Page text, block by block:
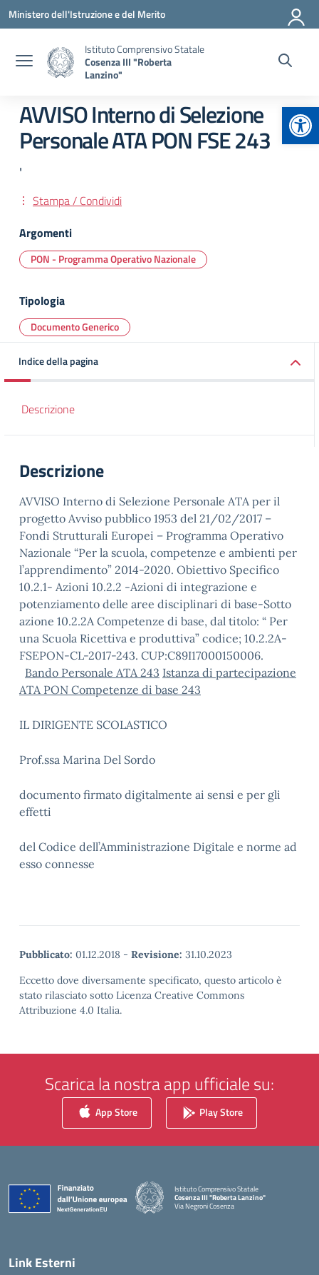
Vai ai contenuti
Vai al menu di navigazione
Vai al footer
Ministero dell'Istruzione e del Merito
Istituto Comprensivo Statale
Cosenza III "Roberta
Lanzino"
AVVISO Interno di Selezione
Personale ATA PON FSE 243
'
Stampa / Condividi
Argomenti
PON - Programma Operativo Nazionale
Tipologia
Documento Generico
Indice della pagina
Descrizione
Descrizione
AVVISO Interno di Selezione Personale ATA per il
progetto Avviso pubblico 1953 del 21/02/2017 –
Fondi Strutturali Europei – Programma Operativo
Nazionale “Per la scuola, competenze e ambienti per
l’apprendimento” 2014-2020. Obiettivo Specifico
10.2.1- Azioni 10.2.2 -Azioni di integrazione e
potenziamento delle aree disciplinari di base-Sotto
azione 10.2.2A Competenze di base, dal titolo: “ Per
una Scuola Ricettiva e produttiva” codice; 10.2.2A-
FSEPON-CL-2017-243. CUP:C89I17000150006.
Bando Personale ATA 243 Istanza di partecipazione
ATA PON Competenze di base 243
IL DIRIGENTE SCOLASTICO
Prof.ssa Marina Del Sordo
documento firmato digitalmente ai sensi e per gli
effetti
del Codice dell’Amministrazione Digitale e norme ad
esso connesse
Pubblicato: 01.12.2018 - Revisione: 31.10.2023
Eccetto dove diversamente specificato, questo articolo è
stato rilasciato sotto Licenza Creative Commons
Attribuzione 4.0 Italia.
Scarica la nostra app ufficiale su:
App Store Play Store
Istituto Comprensivo Statale
Cosenza III "Roberta Lanzino"
Via Negroni Cosenza
— Visita la pagina iniziale della scuola
Link Esterni